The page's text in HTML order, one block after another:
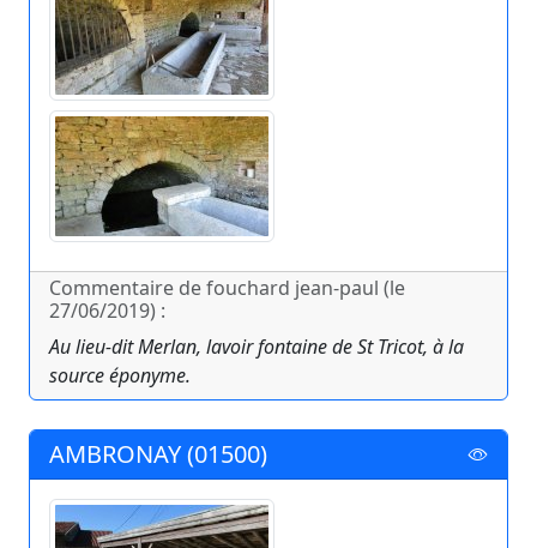
Commentaire de fouchard jean-paul (le
27/06/2019) :
Au lieu-dit Merlan, lavoir fontaine de St Tricot, à la
source éponyme.
AMBRONAY (01500)